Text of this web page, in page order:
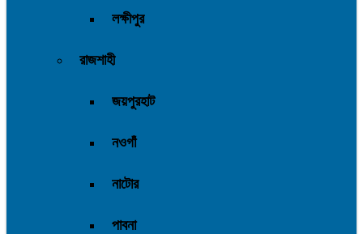
লক্ষীপুর
রাজশাহী
জয়পুরহাট
নওগাঁ
নাটোর
পাবনা